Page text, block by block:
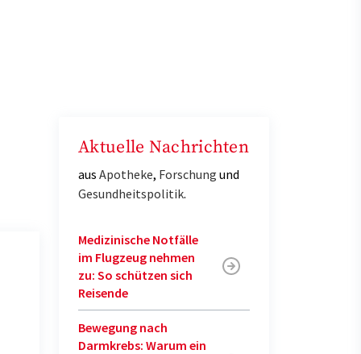
Aktuelle Nachrichten
aus Apotheke, Forschung und
Gesundheitspolitik.
Medizinische Notfälle
im Flugzeug nehmen
zu: So schützen sich
Reisende
Bewegung nach
Darmkrebs: Warum ein